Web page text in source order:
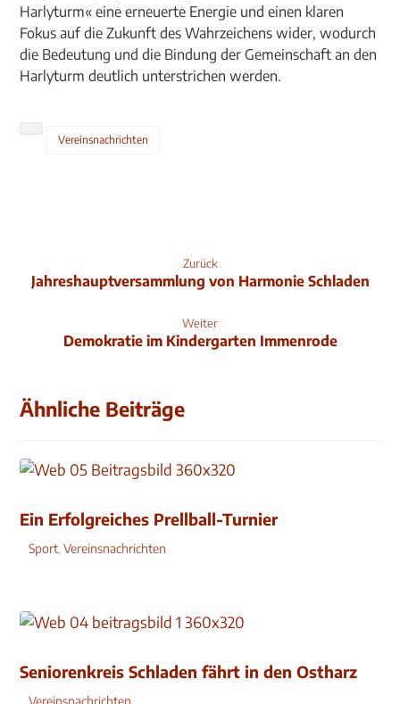
Harlyturm« eine erneuerte Energie und einen klaren
Fokus auf die Zukunft des Wahrzeichens wider, wodurch
die Bedeutung und die Bindung der Gemeinschaft an den
Harlyturm deutlich unterstrichen werden.
Vereinsnachrichten
Zurück
Jahreshauptversammlung von Harmonie Schladen
Weiter
Demokratie im Kindergarten Immenrode
Ähnliche Beiträge
Ein Erfolgreiches Prellball-Turnier
Sport,Vereinsnachrichten
Seniorenkreis Schladen fährt in den Ostharz
Vereinsnachrichten